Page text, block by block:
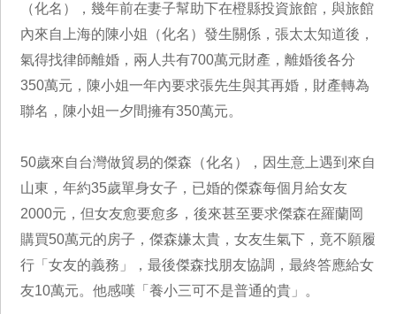
（化名），幾年前在妻子幫助下在橙縣投資旅館，與旅館
內來自上海的陳小姐（化名）發生關係，張太太知道後，
氣得找律師離婚，兩人共有700萬元財產，離婚後各分
350萬元，陳小姐一年內要求張先生與其再婚，財產轉為
聯名，陳小姐一夕間擁有350萬元。
50歲來自台灣做貿易的傑森（化名），因生意上遇到來自
山東，年約35歲單身女子，已婚的傑森每個月給女友
2000元，但女友愈要愈多，後來甚至要求傑森在羅蘭岡
購買50萬元的房子，傑森嫌太貴，女友生氣下，竟不願履
行「女友的義務」，最後傑森找朋友協調，最終答應給女
友10萬元。他感嘆「養小三可不是普通的貴」。